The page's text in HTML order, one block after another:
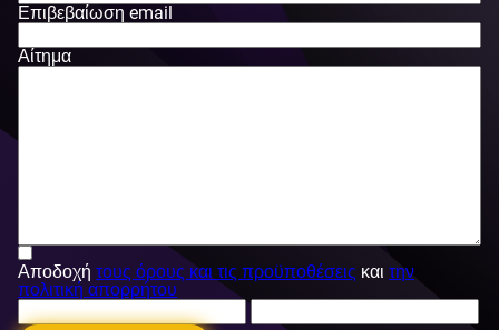
Επιβεβαίωση email
Αίτημα
Αποδοχή τους όρους και τις προϋποθέσεις και την
πολιτική απορρήτου